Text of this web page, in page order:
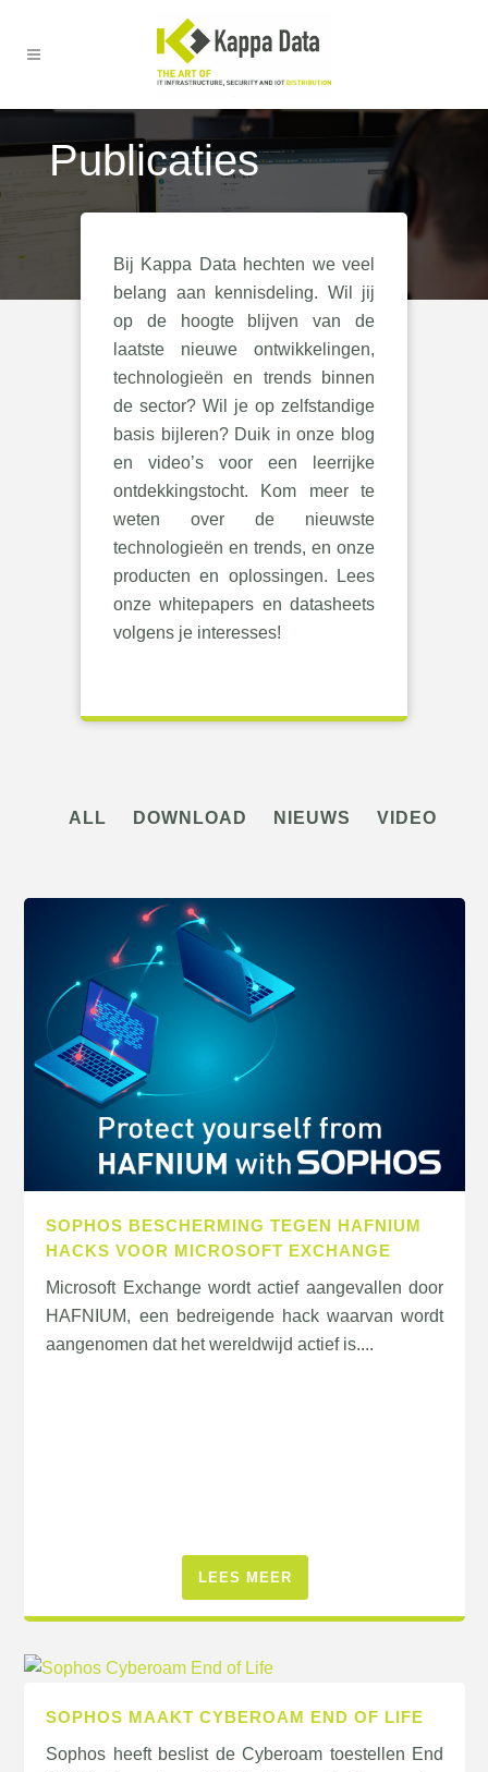
Publicaties
Bij Kappa Data hechten we veel
belang aan kennisdeling. Wil jij
op de hoogte blijven van de
laatste nieuwe ontwikkelingen,
technologieën en trends binnen
de sector? Wil je op zelfstandige
basis bijleren? Duik in onze blog
en video’s voor een leerrijke
ontdekkingstocht. Kom meer te
weten over de nieuwste
technologieën en trends, en onze
producten en oplossingen. Lees
onze whitepapers en datasheets
volgens je interesses!
ALL DOWNLOAD NIEUWS VIDEO
SOPHOS BESCHERMING TEGEN HAFNIUM
HACKS VOOR MICROSOFT EXCHANGE
Microsoft Exchange wordt actief aangevallen door
HAFNIUM, een bedreigende hack waarvan wordt
aangenomen dat het wereldwijd actief is....
LEES MEER
SOPHOS MAAKT CYBEROAM END OF LIFE
Sophos heeft beslist de Cyberoam toestellen End